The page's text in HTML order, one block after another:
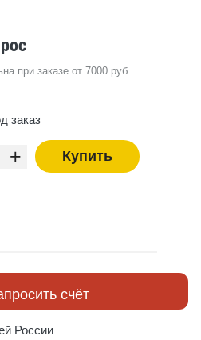
при заказе от 7000 руб.
заказ
+ Купить
счёт
России